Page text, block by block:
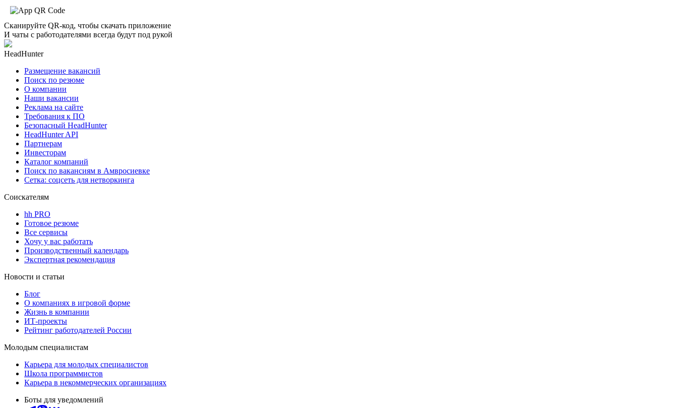
Сканируйте QR-код, чтобы скачать приложение
И чаты с работодателями всегда будут под рукой
HeadHunter
Размещение вакансий
Поиск по резюме
О компании
Наши вакансии
Реклама на сайте
Требования к ПО
Безопасный HeadHunter
HeadHunter API
Партнерам
Инвесторам
Каталог компаний
Поиск по вакансиям в Амвросиевке
Сетка: соцсеть для нетворкинга
Соискателям
hh PRO
Готовое резюме
Все сервисы
Хочу у вас работать
Производственный календарь
Экспертная рекомендация
Новости и статьи
Блог
О компаниях в игровой форме
Жизнь в компании
ИТ-проекты
Рейтинг работодателей России
Молодым специалистам
Карьера для молодых специалистов
Школа программистов
Карьера в некоммерческих организациях
Боты для уведомлений